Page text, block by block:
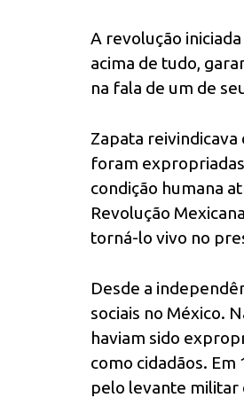
A revolução
acima de tudo,
na fala de um de
Zapata
foram
condição humana
Revolução
torná-lo vivo no
Desde a
sociais no México.
haviam sido
como cidadãos.
pelo levante militar